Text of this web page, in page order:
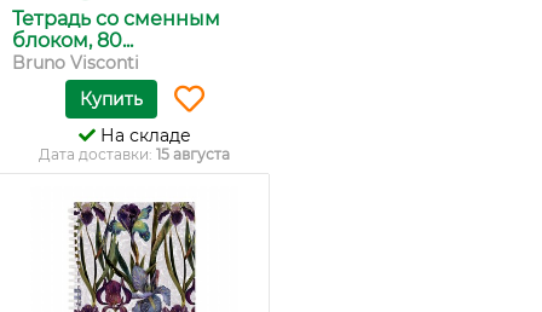
Тетрадь со сменным
блоком, 80...
Bruno Visconti
Купить
На складе
Дата доставки: 15 августа